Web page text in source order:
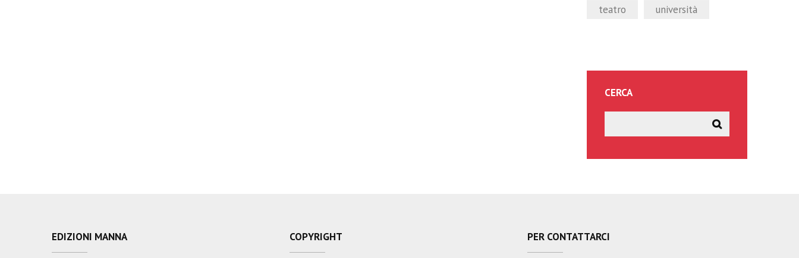
teatro
università
CERCA
EDIZIONI MANNA COPYRIGHT PER CONTATTARCI